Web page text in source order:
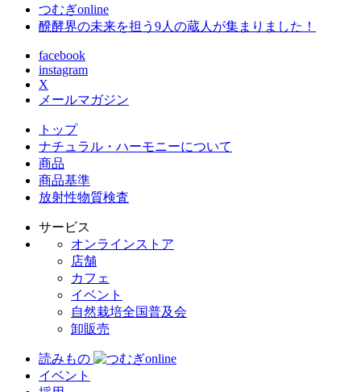
つむぎonline
醗酵界の未来を担う9人の蔵人が集まりました！
facebook
instagram
X
メールマガジン
トップ
ナチュラル・ハーモニーについて
商品
商品基準
放射性物質検査
サービス
オンラインストア
店舗
カフェ
イベント
自然栽培全国普及会
卸販売
読みもの
イベント